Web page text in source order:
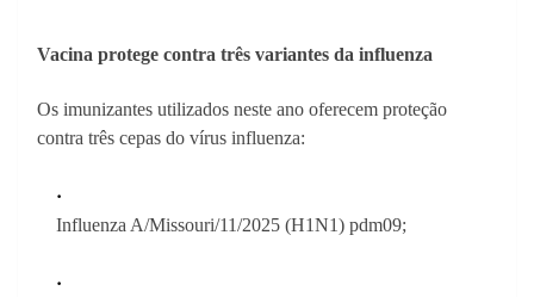
Vacina protege contra três variantes da influenza
Os imunizantes utilizados neste ano oferecem proteção
contra três cepas do vírus influenza:
Influenza A/Missouri/11/2025 (H1N1) pdm09;